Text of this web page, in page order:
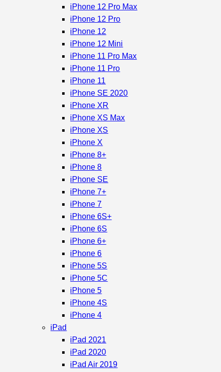
iPhone 12 Pro Max
iPhone 12 Pro
iPhone 12
iPhone 12 Mini
iPhone 11 Pro Max
iPhone 11 Pro
iPhone 11
iPhone SE 2020
iPhone XR
iPhone XS Max
iPhone XS
iPhone X
iPhone 8+
iPhone 8
iPhone SE
iPhone 7+
iPhone 7
iPhone 6S+
iPhone 6S
iPhone 6+
iPhone 6
iPhone 5S
iPhone 5C
iPhone 5
iPhone 4S
iPhone 4
iPad
iPad 2021
iPad 2020
iPad Air 2019